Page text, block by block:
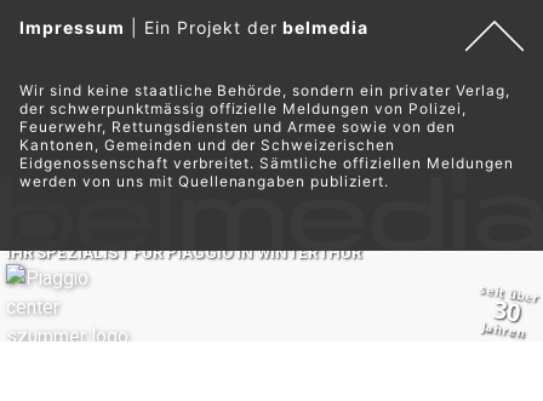
Impressum Ein Projekt derbelmedia
Wir sind keine staatliche Behörde, sondern ein privater Verlag,
der schwerpunktmässig offizielle Meldungen von Polizei,
Feuerwehr, Rettungsdiensten und Armee sowie von den
Kantonen, Gemeinden und der Schweizerischen
Eidgenossenschaft verbreitet. Sämtliche offiziellen Meldungen
werden von uns mit Quellenangaben publiziert.